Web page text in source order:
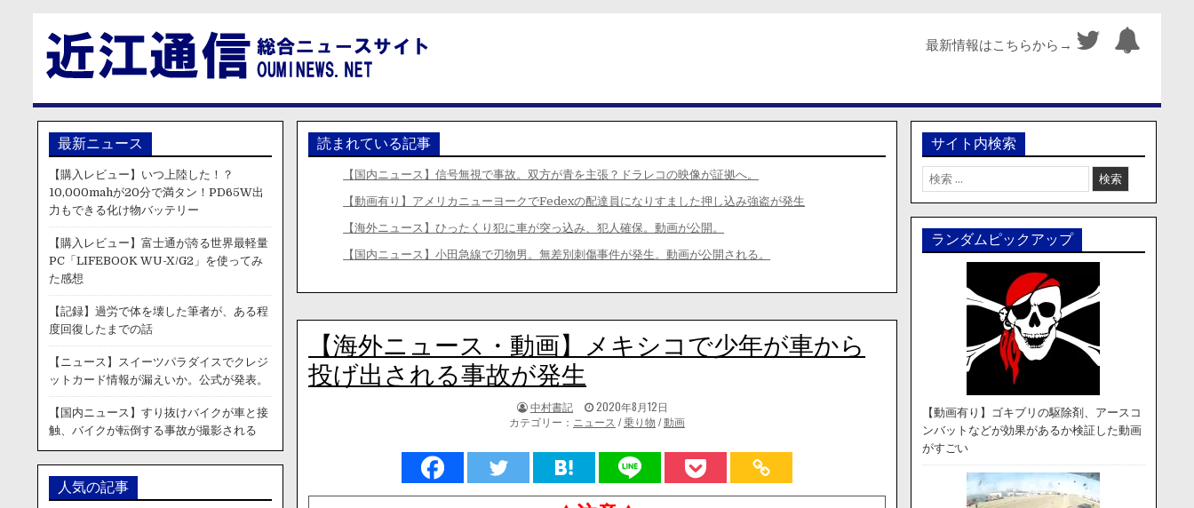
最新情報はこちらから→
読まれている記事
【国内ニュース】信号無視で事故。双方が青を主張？ドラレコの映像が証拠へ。
【動画有り】アメリカニューヨークでFedexの配達員になりすました押し込み強盗が発生
【海外ニュース】ひったくり犯に車が突っ込み、犯人確保。動画が公開。
【国内ニュース】小田急線で刃物男。無差別刺傷事件が発生。動画が公開される。
【海外ニュース・動画】メキシコで少年が車から
投げ出される事故が発生
著
者:
中村書記
掲
載
2020年8月12日
カテゴリー： ニュース /乗り物 /動画
最新ニュース
【購入レビュー】いつ上陸した！？
10,000mahが20分で満タン！PD65W出
力もできる化け物バッテリー
【購入レビュー】富士通が誇る世界最軽量
PC「LIFEBOOK WU-X/G2」を使ってみ
た感想
【記録】過労で体を壊した筆者が、ある程
度回復したまでの話
【ニュース】スイーツパラダイスでクレジ
ットカード情報が漏えいか。公式が発表。
【国内ニュース】すり抜けバイクが車と接
触、バイクが転倒する事故が撮影される
人気の記事
サイト内検索
検
索:
ランダムピックアップ
【動画有り】ゴキブリの駆除剤、アースコ
ンバットなどが効果があるか検証した動画
がすごい